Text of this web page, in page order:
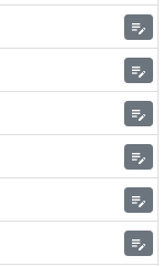
edit_note
edit_note
edit_note
edit_note
edit_note
edit_note